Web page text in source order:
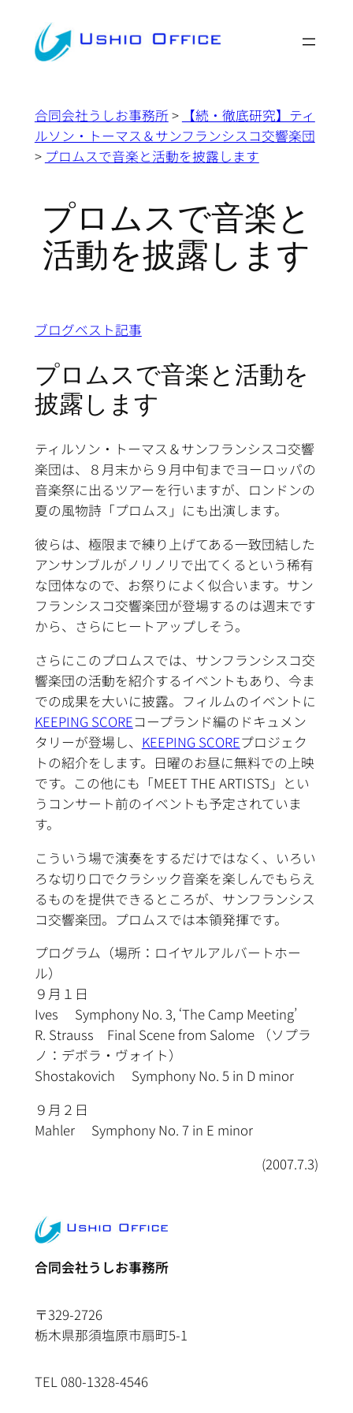
合同会社うしお事務所 >
【続・徹底研究】ティ
ルソン・トーマス＆サンフランシスコ交響楽団
> プロムスで音楽と活動を披露します
プロムスで音楽と
活動を披露します
ブログベスト記事
プロムスで音楽と活動を
披露します
ティルソン・トーマス＆サンフランシスコ交響
楽団は、８月末から９月中旬までヨーロッパの
音楽祭に出るツアーを行いますが、ロンドンの
夏の風物詩「プロムス」にも出演します。
彼らは、極限まで練り上げてある一致団結した
アンサンブルがノリノリで出てくるという稀有
な団体なので、お祭りによく似合います。サン
フランシスコ交響楽団が登場するのは週末です
から、さらにヒートアップしそう。
さらにこのプロムスでは、サンフランシスコ交
響楽団の活動を紹介するイベントもあり、今ま
での成果を大いに披露。フィルムのイベントに
KEEPING SCOREコープランド編のドキュメン
タリーが登場し、 KEEPING SCOREプロジェク
トの紹介をします。日曜のお昼に無料での上映
です。この他にも「MEET THE ARTISTS」とい
うコンサート前のイベントも予定されていま
す。
こういう場で演奏をするだけではなく、いろい
ろな切り口でクラシック音楽を楽しんでもらえ
るものを提供できるところが、サンフランシス
コ交響楽団。プロムスでは本領発揮です。
プログラム（場所：ロイヤルアルバートホー
ル）
９月１日
Ives Symphony No. 3, ‘The Camp Meeting’
R. Strauss Final Scene from Salome （ソプラ
ノ：デボラ・ヴォイト）
Shostakovich Symphony No. 5 in D minor
９月２日
Mahler Symphony No. 7 in E minor
(2007.7.3)
合同会社うしお事務所
〒329-2726
栃木県那須塩原市扇町5-1
TEL 080-1328-4546